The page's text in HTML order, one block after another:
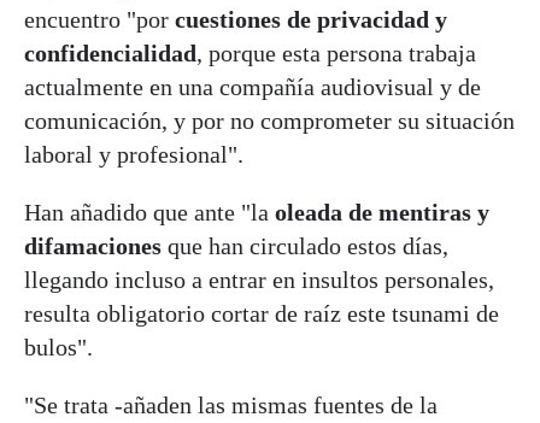
encuentro "por cuestiones de privacidad y
confidencialidad, porque esta persona trabaja
actualmente en una compañía audiovisual y de
comunicación, y por no comprometer su situación
laboral y profesional".
Han añadido que ante "la oleada de mentiras y
difamaciones que han circulado estos días,
llegando incluso a entrar en insultos personales,
resulta obligatorio cortar de raíz este tsunami de
bulos".
"Se trata -añaden las mismas fuentes de la